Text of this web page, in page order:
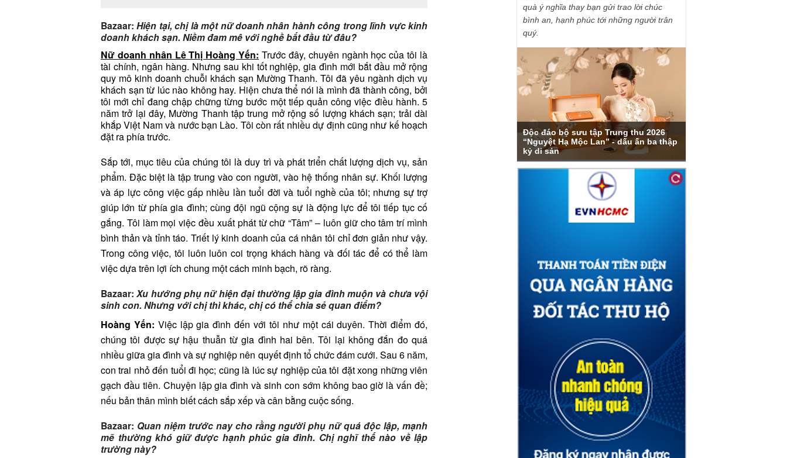
Bazaar:Hiện tại, chị là một nữ doanh nhân hành công trong lĩnh vực kinh
doanh khách sạn. Niềm đam mê với nghề bắt đầu từ đâu?
Nữ doanh nhân Lê Thị Hoàng Yến: Trước đây, chuyên ngành học của tôi là
tài chính, ngân hàng. Nhưng sau khi tốt nghiệp, gia đình mới bắt đầu mở rộng
quy mô kinh doanh chuỗi khách sạn Mường Thanh. Tôi đã yêu ngành dịch vụ
khách sạn từ lúc nào không hay. Hiện chưa thể nói là mình đã thành công, bởi
tôi mới chỉ đang chập chững từng bước một tiếp quản công việc điều hành. 5
năm trở lại đây, Mường Thanh tập trung mở rộng số lượng khách sạn; trải dài
khắp Việt Nam và nước bạn Lào. Tôi còn rất nhiều dự định cũng như kế hoạch
đặt ra phía trước.
Sắp tới, mục tiêu của chúng tôi là duy trì và phát triển chất lượng dịch vụ, sản
phẩm. Đặc biệt là tập trung vào con người, vào hệ thống nhân sự. Khối lượng
và áp lực công việc gấp nhiều lần tuổi đời và tuổi nghề của tôi; nhưng sự trợ
giúp lớn từ phía gia đình; cùng đội ngũ cộng sự là động lực để tôi tiếp tục cố
gắng. Tôi làm mọi việc đều xuất phát từ chữ “Tâm” – luôn giữ cho tâm trí mình
bình thản và tỉnh táo. Triết lý kinh doanh của cá nhân tôi chỉ đơn giản như vậy.
Trong công việc, tôi luôn luôn coi trọng khách hàng và đối tác để có thể làm
việc dựa trên lợi ích chung một cách minh bạch, rõ ràng.
Bazaar:Xu hướng phụ nữ hiện đại thường lập gia đình muộn và chưa vội
sinh con. Nhưng với chị thì khác, chị có thể chia sẻ quan điểm?
Hoàng Yến: Việc lập gia đình đến với tôi như một cái duyên. Thời điểm đó,
chúng tôi được sự hậu thuẫn từ gia đình hai bên. Tôi lại không đắn đo quá
nhiều giữa gia đình và sự nghiệp nên quyết định tổ chức đám cưới. Sau 6 năm,
con trai nhỏ đến tuổi đi học; cũng là lúc sự nghiệp của tôi đặt xong những viên
gạch đầu tiên. Chuyện lập gia đình và sinh con sớm không bao giờ là vấn đề;
nếu bản thân mình biết cách sắp xếp và cân bằng cuộc sống.
Bazaar: Quan niệm trước nay cho rằng người phụ nữ quá độc lập, mạnh
mẽ thường khó giữ được hạnh phúc gia đình. Chị nghĩ thế nào về lập
trường này?
quà ý nghĩa thay bạn gửi trao lời chúc
bình an, hạnh phúc tới những người trân
quý.
Độc đáo bộ sưu tập Trung thu 2026
“Nguyệt Hạ Mộc Lan” - dấu ấn ba thập
kỷ di sản